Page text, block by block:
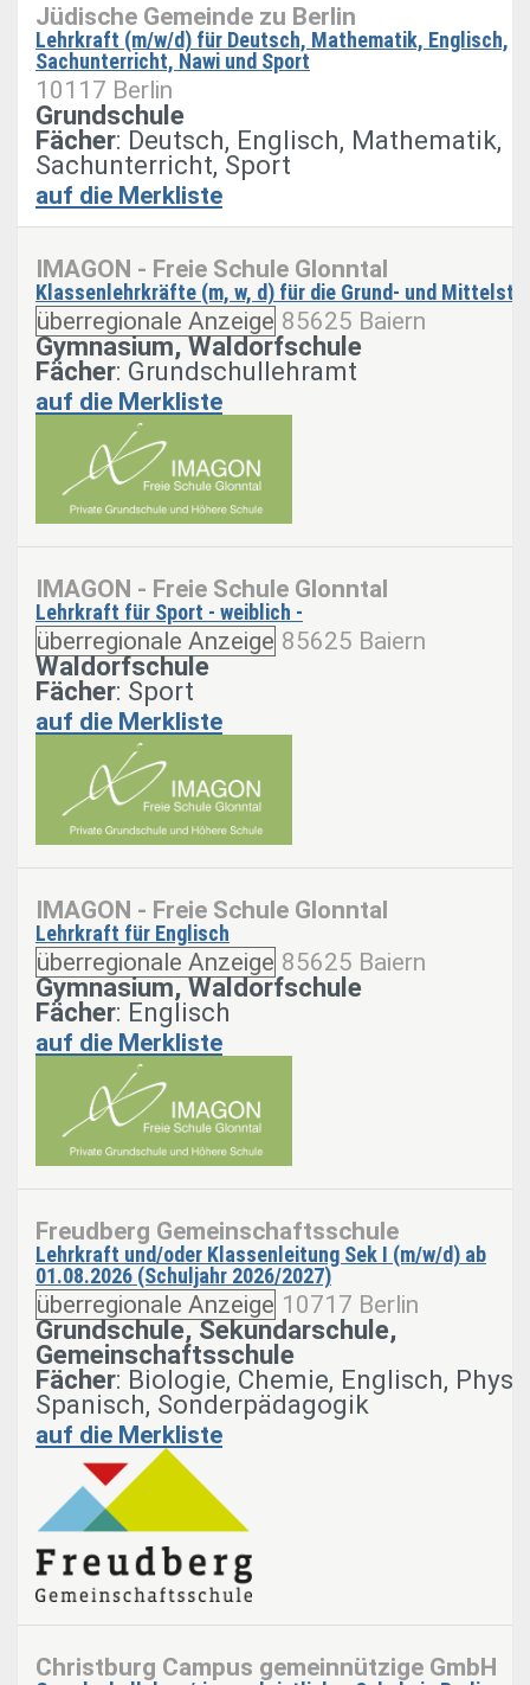
Jüdische Gemeinde zu Berlin
Lehrkraft (m/w/d) für Deutsch, Mathematik, Englisch,
Sachunterricht, Nawi und Sport
10117 Berlin
Grundschule
Fächer: Deutsch, Englisch, Mathematik,
Sachunterricht, Sport
auf die Merkliste
IMAGON - Freie Schule Glonntal
Klassenlehrkräfte (m, w, d) für die Grund- und
überregionale Anzeige 85625 Baiern
Gymnasium, Waldorfschule
Fächer: Grundschullehramt
auf die Merkliste
IMAGON - Freie Schule Glonntal
Lehrkraft für Sport - weiblich -
überregionale Anzeige 85625 Baiern
Waldorfschule
Fächer: Sport
auf die Merkliste
IMAGON - Freie Schule Glonntal
Lehrkraft für Englisch
überregionale Anzeige 85625 Baiern
Gymnasium, Waldorfschule
Fächer: Englisch
auf die Merkliste
Freudberg Gemeinschaftsschule
Lehrkraft und/oder Klassenleitung Sek I (m/w/d) ab
01.08.2026 (Schuljahr 2026/2027)
überregionale Anzeige 10717 Berlin
Grundschule, Sekundarschule,
Gemeinschaftsschule
Fächer: Biologie, Chemie, Englisch,
Spanisch, Sonderpädagogik
auf die Merkliste
Christburg Campus gemeinnützige GmbH